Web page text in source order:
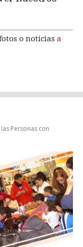
o noticias a